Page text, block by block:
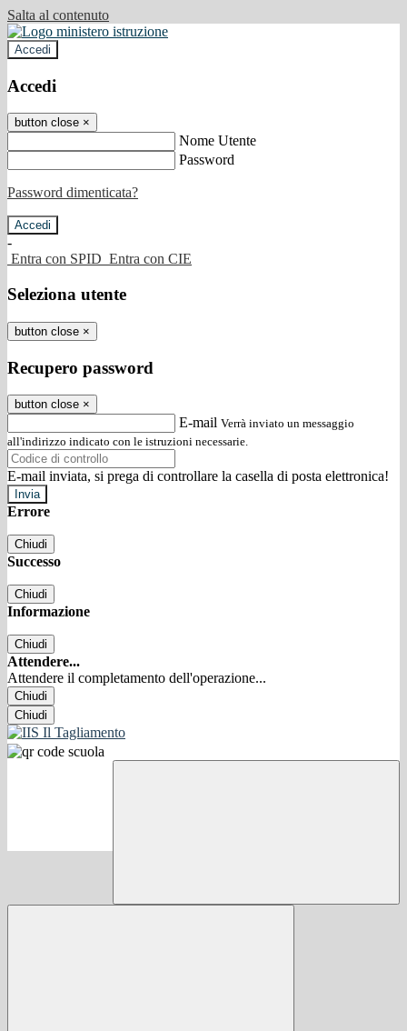
Salta al contenuto
Accedi
Accedi
button close ×
Nome Utente
Password
Password dimenticata?
-
Entra con SPID Entra con CIE
Seleziona utente
button close ×
Recupero password
button close ×
E-mail Verrà inviato un messaggio
all'indirizzo indicato con le istruzioni necessarie.
E-mail inviata, si prega di controllare la casella di posta elettronica!
Errore
Chiudi
Successo
Chiudi
Informazione
Chiudi
Attendere...
Attendere il completamento dell'operazione...
Chiudi
Chiudi